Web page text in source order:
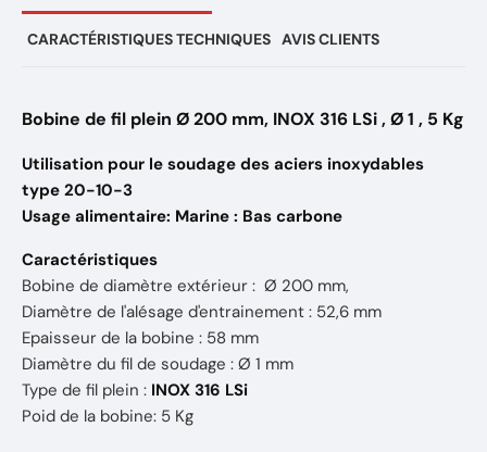
CARACTÉRISTIQUES TECHNIQUES AVIS CLIENTS
Bobine de fil plein Ø 200 mm, INOX 316 LSi , Ø 1 , 5 Kg
Utilisation pour le soudage des aciers inoxydables
type 20-10-3
Usage alimentaire: Marine : Bas carbone
Caractéristiques
Bobine de diamètre extérieur : Ø 200 mm,
Diamètre de l'alésage d'entrainement : 52,6 mm
Epaisseur de la bobine : 58 mm
Diamètre du fil de soudage : Ø 1 mm
Type de fil plein : INOX 316 LSi
Poid de la bobine: 5 Kg